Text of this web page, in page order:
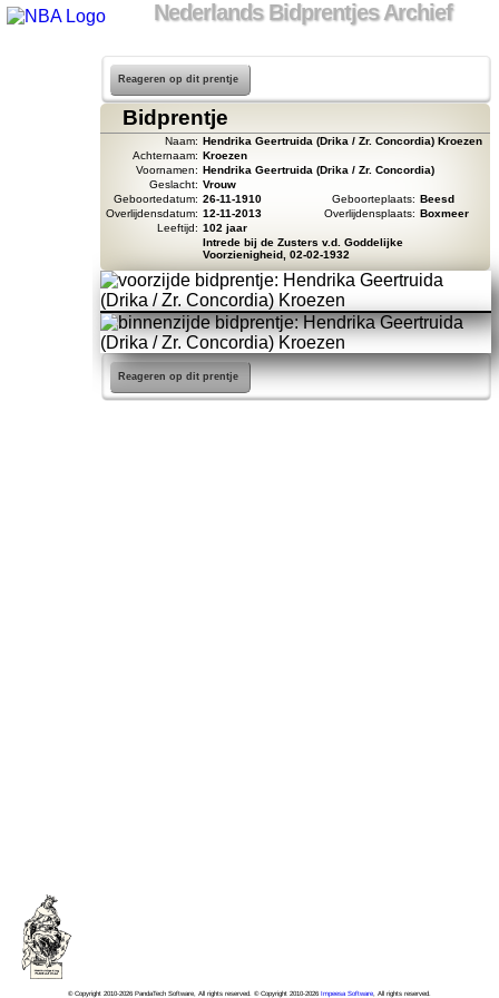
Nederlands Bidprentjes Archief
Reageren op dit prentje
Bidprentje
Naam: Hendrika Geertruida (Drika / Zr. Concordia) Kroezen
Achternaam: Kroezen
Voornamen: Hendrika Geertruida (Drika / Zr. Concordia)
Geslacht: Vrouw
Geboortedatum: 26-11-1910 Geboorteplaats: Beesd
Overlijdensdatum: 12-11-2013 Overlijdensplaats: Boxmeer
Leeftijd: 102 jaar
Intrede bij de Zusters v.d. Goddelijke
Voorzienigheid, 02-02-1932
Reageren op dit prentje
© Copyright 2010-2026 PandaTech Software, All rights reserved. © Copyright 2010-2026 Impeesa Software, All rights reserved.